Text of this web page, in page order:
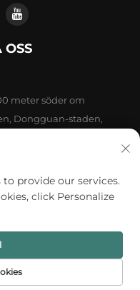
OSS
meter söder om
Dongguan-staden,
Alla rättigheter förbehållna.
provide our services.
click Personalize